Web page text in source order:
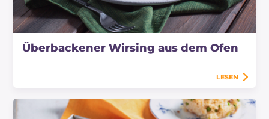
Überbackener Wirsing aus dem Ofen
LESEN